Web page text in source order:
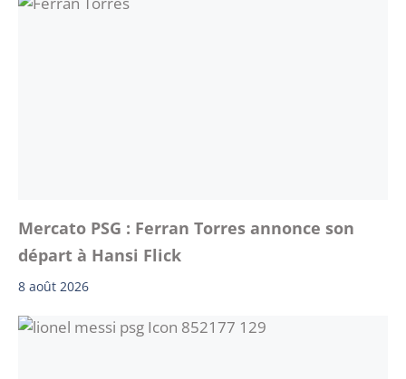
Mercato PSG : Ferran Torres annonce son
départ à Hansi Flick
8 août 2026